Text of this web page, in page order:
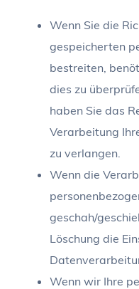
Wenn Sie die
gespeicherten
bestreiten,
dies zu
haben Sie das
Verarbeitung
zu verlangen.
Wenn die
geschah/
Löschung die
Wenn wir Ihre